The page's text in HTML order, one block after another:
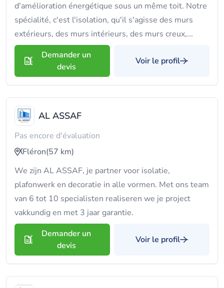
d'amélioration énergétique sous un même toit. Notre
spécialité, c'est l'isolation, qu'il s'agisse des murs
extérieurs, des murs intérieurs, des murs creux,...
Demander un
devis
Voir le profil
AL ASSAF
Pas encore d'évaluation
Fléron(57 km)
We zijn AL ASSAF, je partner voor isolatie,
plafonwerk en decoratie in alle vormen. Met ons team
van 6 tot 10 specialisten realiseren we je project
vakkundig en met 3 jaar garantie.
Demander un
devis
Voir le profil